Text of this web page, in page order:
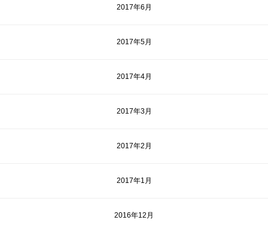
2017年6月
2017年5月
2017年4月
2017年3月
2017年2月
2017年1月
2016年12月